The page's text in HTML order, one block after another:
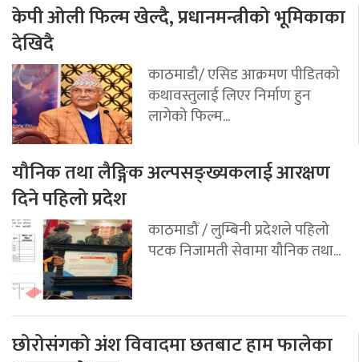
केपी ओली फिल्म खेल्दै, प्रधानमन्त्रीको भूमिकाका
देखिदै
काठमाडौ/ एसिड आक्रमण पीडितको
कथावस्तुलाई लिएर निर्माण हुन
लागेको फिल्म...
यौनिक तथा लैङ्गिक अल्पसङ्ख्यकलाई आरक्षण
दिने पहिलो प्रदेश
काठमाडौं / लुम्बिनी प्रदेशले पहिलो
पटक निजामती सेवामा यौनिक तथा...
छोरोसंगको अंश विवादमा छतबाट हाम फालेका